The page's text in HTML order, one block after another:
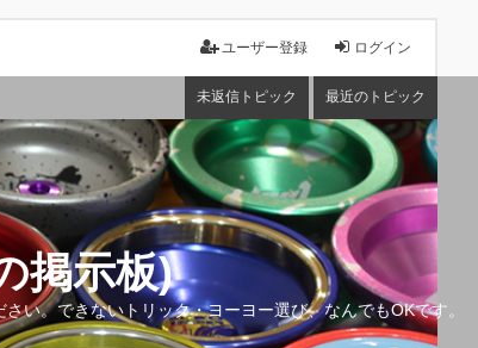
ログイン
ユーザー登録
未返信トピック 最近のトピック
掲示板)
い。できないトリック・ヨーヨー選び、なんでもOKです。